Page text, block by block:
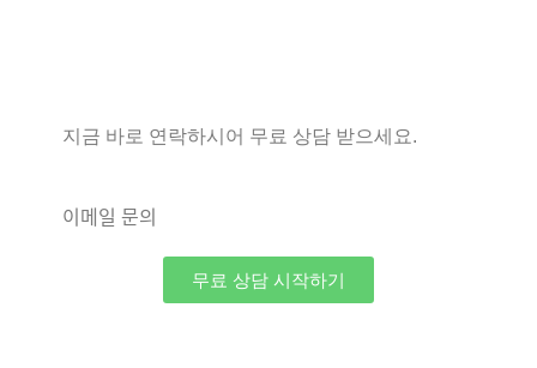
지금 바로 연락하시어 무료 상담 받으세요.
이메일 문의
무료 상담 시작하기